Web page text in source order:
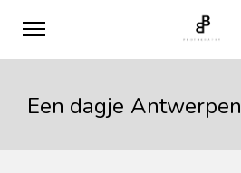
Een dagje Antwerpen